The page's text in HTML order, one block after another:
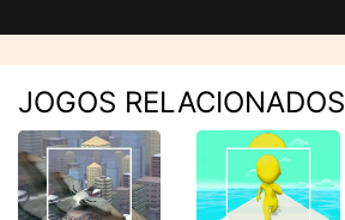
JOGOS RELACIONADOS